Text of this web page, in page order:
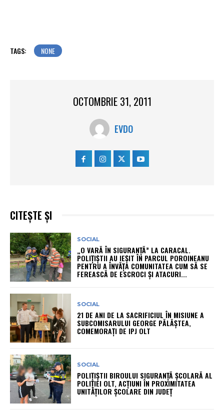
TAGS: NONE
OCTOMBRIE 31, 2011
EVDO
CITEȘTE ȘI
SOCIAL
„O VARĂ ÎN SIGURANȚĂ” LA CARACAL.
POLIȚIȘTII AU IEȘIT ÎN PARCUL POROINEANU
PENTRU A ÎNVĂȚA COMUNITATEA CUM SĂ SE
FEREASCĂ DE ESCROCI ȘI ATACURI...
SOCIAL
21 DE ANI DE LA SACRIFICIUL ÎN MISIUNE A
SUBCOMISARULUI GEORGE PĂLĂȘTEA,
COMEMORAȚI DE IPJ OLT
SOCIAL
POLIȚIȘTII BIROULUI SIGURANȚĂ ȘCOLARĂ AL
POLIȚIEI OLT, ACȚIUNI ÎN PROXIMITATEA
UNITĂȚILOR ȘCOLARE DIN JUDEȚ